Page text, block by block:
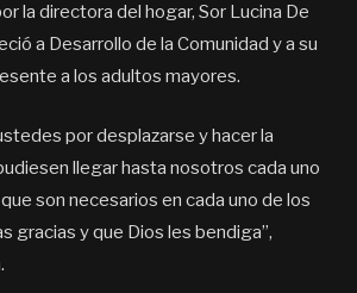
la directora del hogar, Sor Lucina De
a Desarrollo de la Comunidad y a su
a los adultos mayores.
por desplazarse y hacer la
llegar hasta nosotros cada uno
son necesarios en cada uno de los
gracias y que Dios les bendiga”,